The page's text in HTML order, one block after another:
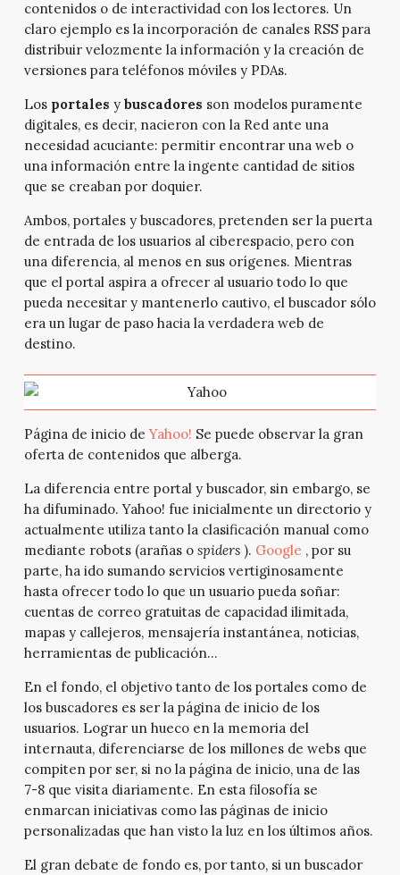
contenidos o de interactividad con los lectores. Un
claro ejemplo es la incorporación de canales RSS para
distribuir velozmente la información y la creación de
versiones para teléfonos móviles y PDAs.
Los portales y buscadores son modelos puramente
digitales, es decir, nacieron con la Red ante una
necesidad acuciante: permitir encontrar una web o
una información entre la ingente cantidad de sitios
que se creaban por doquier.
Ambos, portales y buscadores, pretenden ser la puerta
de entrada de los usuarios al ciberespacio, pero con
una diferencia, al menos en sus orígenes. Mientras
que el portal aspira a ofrecer al usuario todo lo que
pueda necesitar y mantenerlo cautivo, el buscador sólo
era un lugar de paso hacia la verdadera web de
destino.
Página de inicio deYahoo! Se puede observar la gran
oferta de contenidos que alberga.
La diferencia entre portal y buscador, sin embargo, se
ha difuminado. Yahoo! fue inicialmente un directorio y
actualmente utiliza tanto la clasificación manual como
mediante robots (arañas o spiders ). Google , por su
parte, ha ido sumando servicios vertiginosamente
hasta ofrecer todo lo que un usuario pueda soñar:
cuentas de correo gratuitas de capacidad ilimitada,
mapas y callejeros, mensajería instantánea, noticias,
herramientas de publicación…
En el fondo, el objetivo tanto de los portales como de
los buscadores es ser la página de inicio de los
usuarios. Lograr un hueco en la memoria del
internauta, diferenciarse de los millones de webs que
compiten por ser, si no la página de inicio, una de las
7-8 que visita diariamente. En esta filosofía se
enmarcan iniciativas como las páginas de inicio
personalizadas que han visto la luz en los últimos años.
El gran debate de fondo es, por tanto, si un buscador